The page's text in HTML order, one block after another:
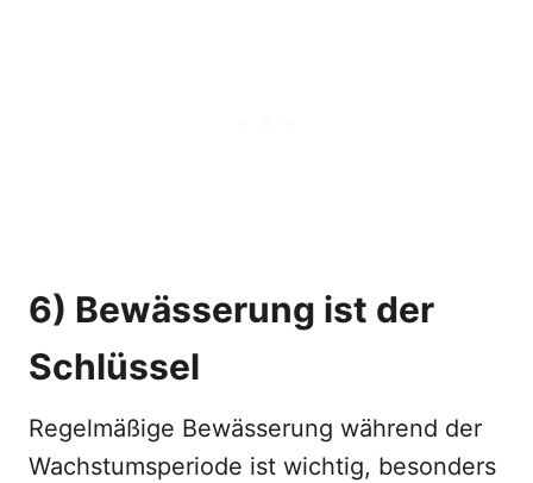
6) Bewässerung ist der
Schlüssel
Regelmäßige Bewässerung während der
Wachstumsperiode ist wichtig, besonders